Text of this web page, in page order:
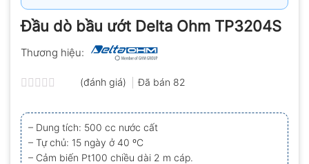
Đầu dò bầu ướt Delta Ohm TP3204S
Thương hiệu:
xếp
hạng
0.0
5
sao
(đánh giá) Đã bán 82
– Dung tích: 500 cc nước cất
– Tự chủ: 15 ngày ở 40 ºC
– Cảm biến Pt100 chiều dài 2 m cáp.